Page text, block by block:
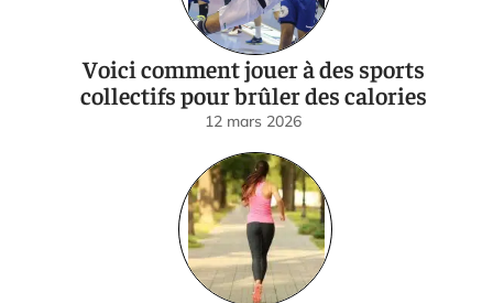
Voici comment jouer à des sports
collectifs pour brûler des calories
12 mars 2026